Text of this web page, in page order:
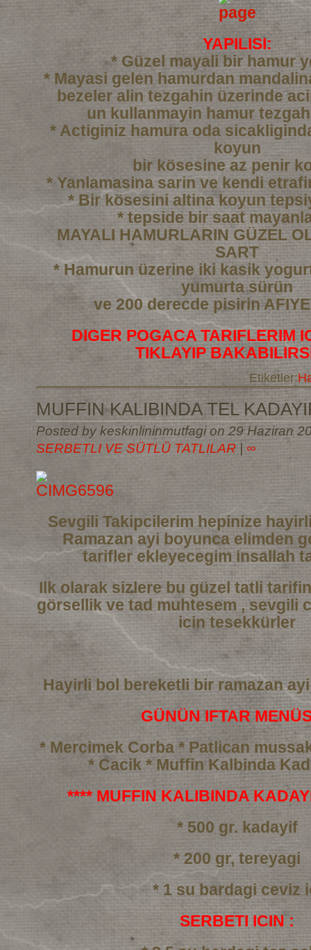
YAPILISI:
* Güzel mayali bir hamur
* Mayasi gelen hamurdan
bezeler alin tezgahin üzerinde
un kullanmayin hamur
* Actiginiz hamura oda
koyun
bir kösesine az penir
* Yanlamasina sarin ve kendi
* Bir kösesini altina koyun
* tepside bir saat
MAYALI HAMURLARIN GÜZEL
SART
* Hamurun üzerine iki kasik
yumurta sürün
ve 200 derecde pisirin
DIGER POGACA TARIFLERIM
TIKLAYIP
Etiketler:
MUFFIN KALIBINDA TEL
Posted by keskinlininmutfagi on 29 Haziran
SERBETLI VE SÜTLÜ TATLILAR
∞
Sevgili Takipcilerim hepinize
Ramazan ayi boyunca elimden
tarifler ekleyecegim insallah
Ilk olarak sizlere bu güzel tatli
görsellik ve tad muhtesem , sevgili
icin tesekkürler
Hayirli bol bereketli bir ramazan
GÜNÜN IFTAR
* Mercimek Corba * Patlican
* Cacik* Muffin Kalbinda
**** MUFFIN KALIBINDA
* 500 gr. kadayif
* 200 gr, tereyagi
* 1 su bardagi ceviz
SERBETI ICIN :